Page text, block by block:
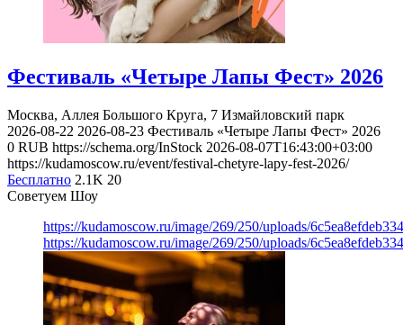
Фестиваль «Четыре Лапы Фест» 2026
Москва, Аллея Большого Круга, 7 Измайловский парк
2026-08-22 2026-08-23 Фестиваль «Четыре Лапы Фест» 2026
0 RUB https://schema.org/InStock 2026-08-07T16:43:00+03:00
https://kudamoscow.ru/event/festival-chetyre-lapy-fest-2026/
Бесплатно 2.1K 20
Советуем Шоу
https://kudamoscow.ru/image/269/250/uploads/
https://kudamoscow.ru/image/269/250/uploads/